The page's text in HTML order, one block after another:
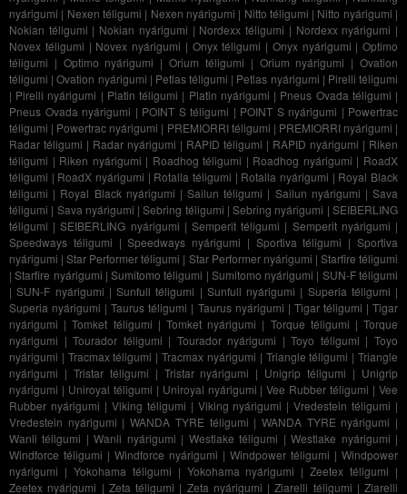
nyárigumi | Nexen téligumi | Nexen nyárigumi | Nitto téligumi | Nitto nyárigumi |
Nokian téligumi | Nokian nyárigumi | Nordexx téligumi | Nordexx nyárigumi |
Novex téligumi | Novex nyárigumi | Onyx téligumi | Onyx nyárigumi | Optimo
téligumi | Optimo nyárigumi |Orium téligumi | Orium nyárigumi |Ovation
téligumi |Ovation nyárigumi | Petlas téligumi | Petlas nyárigumi | Pirelli téligumi
| Pirelli nyárigumi | Platin téligumi | Platin nyárigumi | Pneus Ovada téligumi |
Pneus Ovada nyárigumi | POINT S téligumi | POINT S nyárigumi | Powertrac
téligumi | Powertrac nyárigumi | PREMIORRI téligumi | PREMIORRI nyárigumi |
Radar téligumi | Radar nyárigumi | RAPID téligumi | RAPID nyárigumi | Riken
téligumi | Riken nyárigumi | Roadhog téligumi | Roadhog nyárigumi | RoadX
téligumi | RoadX nyárigumi | Rotalla téligumi | Rotalla nyárigumi | Royal Black
téligumi | Royal Black nyárigumi |Sailun téligumi | Sailun nyárigumi |Sava
téligumi | Sava nyárigumi |Sebring téligumi |Sebring nyárigumi |SEIBERLING
téligumi |SEIBERLING nyárigumi |Semperit téligumi | Semperit nyárigumi |
Speedways téligumi |Speedways nyárigumi | Sportiva téligumi |Sportiva
nyárigumi |Star Performer téligumi | Star Performer nyárigumi | Starfire téligumi
|Starfire nyárigumi |Sumitomo téligumi | Sumitomo nyárigumi | SUN-F téligumi
|SUN-F nyárigumi | Sunfull téligumi | Sunfull nyárigumi | Superia téligumi |
Superia nyárigumi |Taurus téligumi | Taurus nyárigumi | Tigar téligumi |Tigar
nyárigumi |Tomket téligumi | Tomket nyárigumi | Torque téligumi |Torque
nyárigumi |Tourador téligumi | Tourador nyárigumi |Toyo téligumi |Toyo
nyárigumi | Tracmax téligumi |Tracmax nyárigumi | Triangle téligumi |Triangle
nyárigumi | Tristar téligumi | Tristar nyárigumi | Unigrip téligumi | Unigrip
nyárigumi | Uniroyal téligumi | Uniroyal nyárigumi |Vee Rubber téligumi |Vee
Rubber nyárigumi | Viking téligumi | Viking nyárigumi |Vredestein téligumi |
Vredestein nyárigumi |WANDA TYRE téligumi | WANDA TYRE nyárigumi |
Wanli téligumi |Wanli nyárigumi | Westlake téligumi |Westlake nyárigumi |
Windforce téligumi | Windforce nyárigumi | Windpower téligumi | Windpower
nyárigumi | Yokohama téligumi | Yokohama nyárigumi |Zeetex téligumi |
Zeetex nyárigumi | Zeta téligumi | Zeta nyárigumi |Ziarelli téligumi | Ziarelli